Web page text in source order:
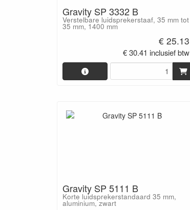
Gravity SP 3332 B
Verstelbare luidsprekerstaaf, 35 mm tot
35 mm, 1400 mm
€ 25.13
€ 30.41 inclusief btw
Gravity SP 5111 B
Korte luidsprekerstandaard 35 mm,
aluminium, zwart